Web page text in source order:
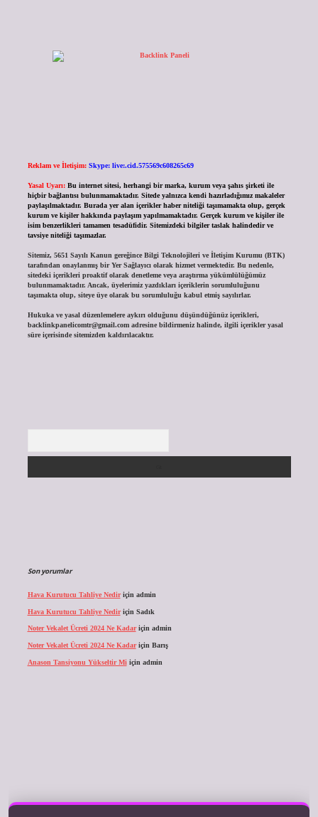
Reklam ve İletişim: Skype: live:.cid.575569c608265c69
Yasal Uyarı: Bu internet sitesi, herhangi bir marka, kurum veya şahıs şirketi ile
hiçbir bağlantısı bulunmamaktadır. Sitede yalnızca kendi hazırladığımız makaleler
paylaşılmaktadır. Burada yer alan içerikler haber niteliği taşımamakta olup, gerçek
kurum ve kişiler hakkında paylaşım yapılmamaktadır. Gerçek kurum ve kişiler ile
isim benzerlikleri tamamen tesadüfidir. Sitemizdeki bilgiler taslak halindedir ve
tavsiye niteliği taşımazlar.
Sitemiz, 5651 Sayılı Kanun gereğince Bilgi Teknolojileri ve İletişim Kurumu (BTK)
tarafından onaylanmış bir Yer Sağlayıcı olarak hizmet vermektedir. Bu nedenle,
sitedeki içerikleri proaktif olarak denetleme veya araştırma yükümlülüğümüz
bulunmamaktadır. Ancak, üyelerimiz yazdıkları içeriklerin sorumluluğunu
taşımakta olup, siteye üye olarak bu sorumluluğu kabul etmiş sayılırlar.
Hukuka ve yasal düzenlemelere aykırı olduğunu düşündüğünüz içerikleri,
backlinkpanelicomtr@gmail.comadresine bildirmeniz halinde, ilgili içerikler yasal
süre içerisinde sitemizden kaldırılacaktır.
Son yorumlar
Hava Kurutucu Tahliye Nediriçin admin
Hava Kurutucu Tahliye Nediriçin Sadık
Noter Vekalet Ücreti 2024 Ne Kadariçin admin
Noter Vekalet Ücreti 2024 Ne Kadariçin Barış
Anason Tansiyonu Yükseltir Mi için admin